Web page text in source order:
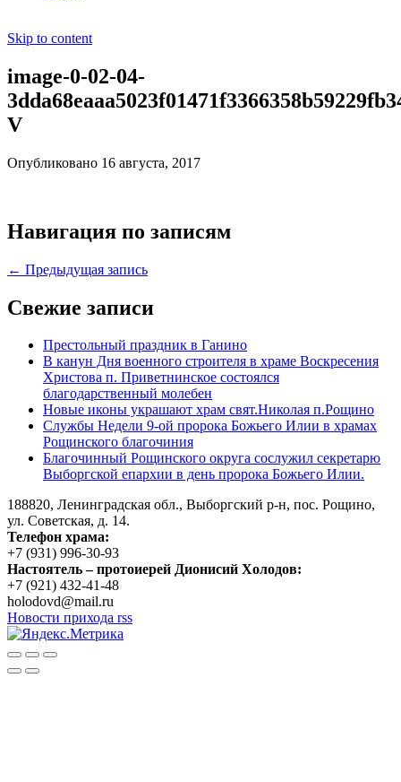
Skip to content
image-0-02-04-
V
Опубликовано 16 августа, 2017
Навигация по записям
← Предыдущая запись
Свежие записи
Престольный праздник в Ганино
В канун Дня военного строителя в храме Воскресения
Христова п. Приветнинское состоялся
благодарственный молебен
Новые иконы украшают храм свят.Николая п.Рощино
Службы Недели 9-ой пророка Божьего Илии в храмах
Рощинского благочиния
Благочинный Рощинского округа сослужил секретарю
Выборгской епархии в день пророка Божьего Илии.
188820, Ленинградская обл., Выборгский р-н, пос. Рощино,
ул. Советская, д. 14.
Телефон храма:
+7 (931) 996-30-93
Настоятель – протоиерей Дионисий Холодов:
+7 (921) 432-41-48
holodovd@mail.ru
Новости прихода rss